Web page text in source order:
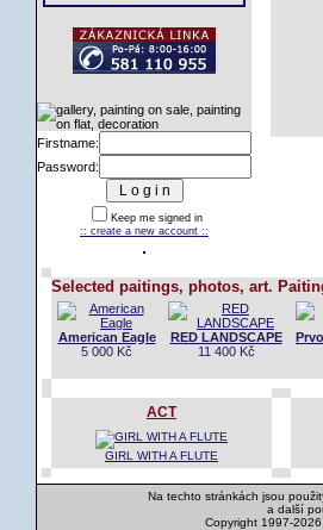
Firstname:
Password:
Keep me signed in
:: create a new account ::
Selected paitings, photos, art.
American Eagle
5 000 Kč
RED LANDSCAPE
11 400 Kč
ACT
GIRL WITH A FLUTE
Na techto stránkách jsou
a další
Copyright 1997-